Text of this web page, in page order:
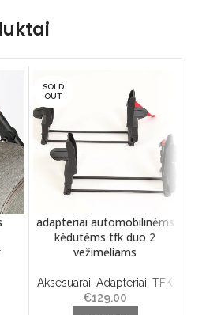
SOLD
OUT
adapteriai automobilinėms
kėdutėms tfk duo 2
vežimėliams
Aksesuarai Adapteriai TFK
€129.00